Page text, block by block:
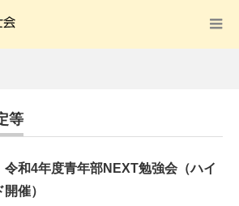
等
令和4年度青年部NEXT勉強会（ハイ
催）